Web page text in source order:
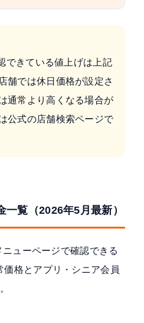
できている値上げは上記
舗では休日価格が設定さ
通常より高くなる場合が
公式の店舗検索ページで
一覧（2026年5月最新）
ニューページで確認できる
格とアプリ・シニア会員